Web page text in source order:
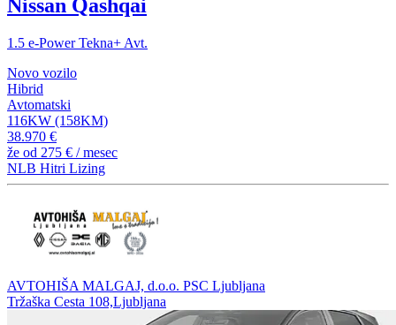
Nissan Qashqai
1.5 e-Power Tekna+ Avt.
Novo vozilo
Hibrid
Avtomatski
116KW (158KM)
38.970 €
že od 275 € / mesec
NLB Hitri Lizing
AVTOHIŠA MALGAJ, d.o.o. PSC Ljubljana
Tržaška Cesta 108,Ljubljana